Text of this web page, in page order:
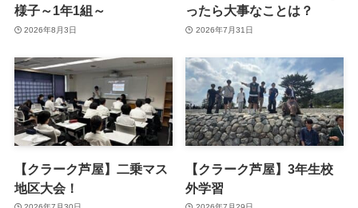
様子～1年1組～
2026年8月3日
ったら大事なことは？
2026年7月31日
【クラーク芦屋】二乗マス
地区大会！
【クラーク芦屋】3年生校
外学習